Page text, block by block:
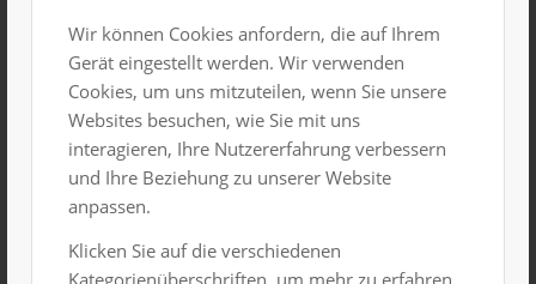
Wir können Cookies anfordern, die auf Ihrem
Gerät eingestellt werden. Wir verwenden
Cookies, um uns mitzuteilen, wenn Sie unsere
Websites besuchen, wie Sie mit uns
interagieren, Ihre Nutzererfahrung verbessern
und Ihre Beziehung zu unserer Website
anpassen.
Klicken Sie auf die verschiedenen
Kategorienüberschriften, um mehr zu erfahren.